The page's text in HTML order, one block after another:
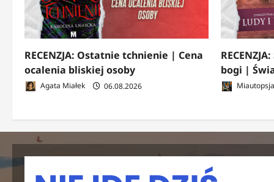
RECENZJA: Ostatnie tchnienie | Cena
ocalenia bliskiej osoby
Agata Miałek 06.08.2026
bogi |
Miautopsja